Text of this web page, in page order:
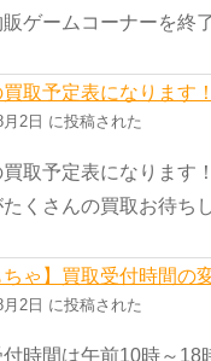
ゲームコーナーを終
買取予定表になります！
月2日 に投稿された
買取予定表になります
くさんの買取お待ち
ちゃ】買取受付時間の
月2日 に投稿された
時間は午前10時～18